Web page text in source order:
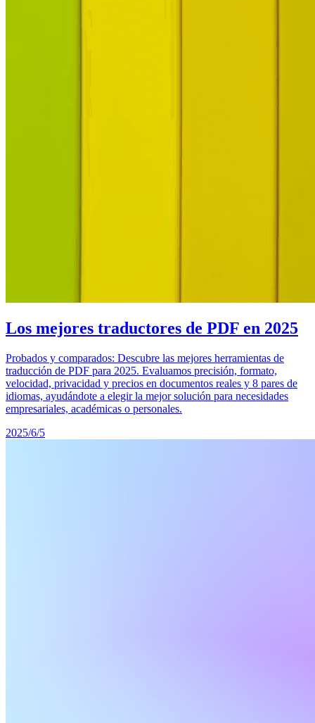
Los mejores traductores de PDF en 2025
Probados y comparados: Descubre las mejores herramientas de
traducción de PDF para 2025. Evaluamos precisión, formato,
velocidad, privacidad y precios en documentos reales y 8 pares de
idiomas, ayudándote a elegir la mejor solución para necesidades
empresariales, académicas o personales.
2025/6/5